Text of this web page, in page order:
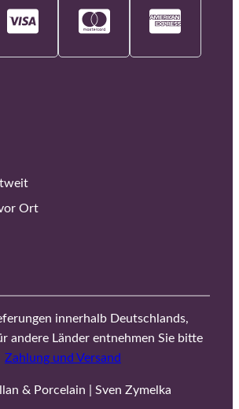
Ort
innerhalb Deutschlands,
andere Länder entnehmen Sie bitte
Zahlung und Versand
& Porcelain | Sven Zymelka